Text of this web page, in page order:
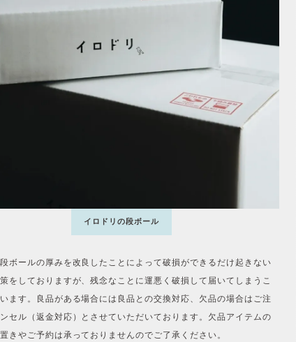
イロドリの段ボール
ボールの厚みを改良したことによって破損ができるだけ起きない
をしておりますが、残念なことに運悪く破損して届いてしまうこ
ます。良品がある場合には良品との交換対応、欠品の場合はご注
セル（返金対応）とさせていただいております。欠品アイテムの
きやご予約は承っておりませんのでご了承ください。